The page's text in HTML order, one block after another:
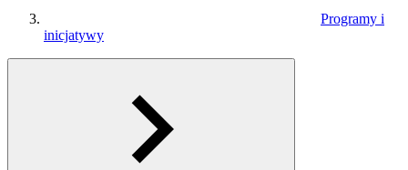
Programy i
inicjatywy